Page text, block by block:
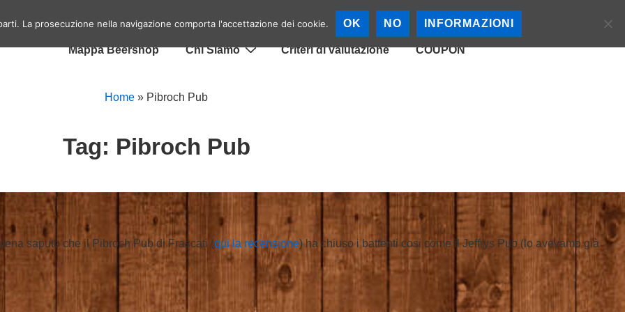
principale
Mappa Birrerie
Mappa Beershop Chi Siamo Criteri di valutazione COUPON
Home » Pibroch Pub
Tag: Pibroch Pub
saputo che il Pibroch Pub di Frascati (qui la recensione) ha chiuso i battenti cosi come il Jeffrys Pub (lo avevamo già
La prosecuzione nella navigazione comporta l'accettazione dei cookie. OK NO INFORMAZIONI